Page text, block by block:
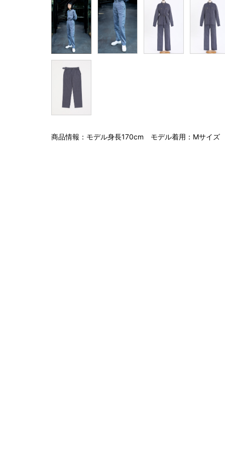
商品情報：モデル身長170cm モデル着用：Mサイズ